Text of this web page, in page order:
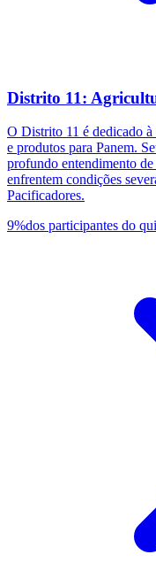
Distrito 11:
O Distrito 11 é dedicado
e produtos para Panem.
profundo entendimento
enfrentem condições
Pacificadores.
9%dos participantes do